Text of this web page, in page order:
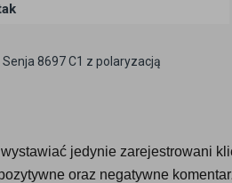
8697 C1 z polaryzacją
jedynie zarejestrowani
oraz negatywne